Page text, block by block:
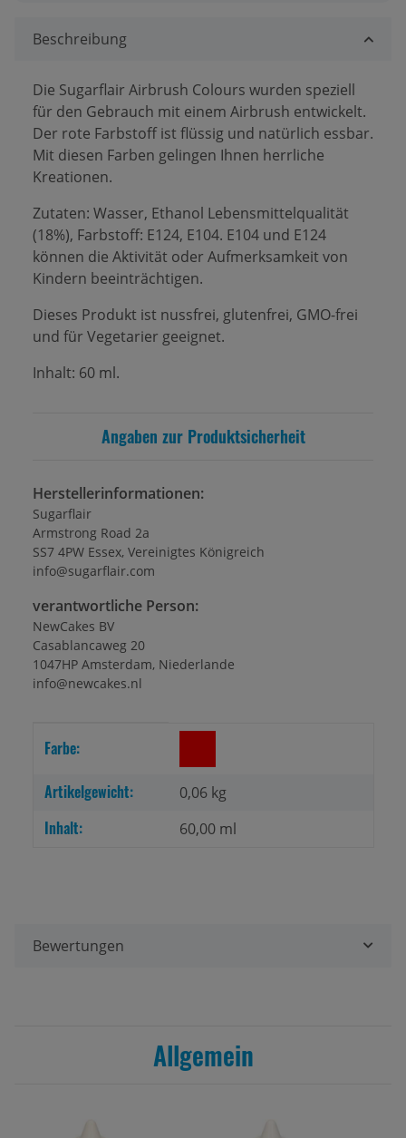
Beschreibung
Die Sugarflair Airbrush Colours wurden speziell
für den Gebrauch mit einem Airbrush entwickelt.
Der rote Farbstoff ist flüssig und natürlich essbar.
Mit diesen Farben gelingen Ihnen herrliche
Kreationen.
Zutaten: Wasser, Ethanol Lebensmittelqualität
(18%), Farbstoff: E124, E104. E104 und E124
können die Aktivität oder Aufmerksamkeit von
Kindern beeinträchtigen.
Dieses Produkt ist nussfrei, glutenfrei, GMO-frei
und für Vegetarier geeignet.
Inhalt: 60 ml.
Angaben zur Produktsicherheit
Herstellerinformationen:
Sugarflair
Armstrong Road 2a
SS7 4PW Essex, Vereinigtes Königreich
info@sugarflair.com
verantwortliche Person:
NewCakes BV
Casablancaweg 20
1047HP Amsterdam, Niederlande
info@newcakes.nl
Produkteigenschaft
Wert
Farbe:
Artikelgewicht:
0,06 kg
Inhalt: 60,00 ml
Bewertungen
Allgemein